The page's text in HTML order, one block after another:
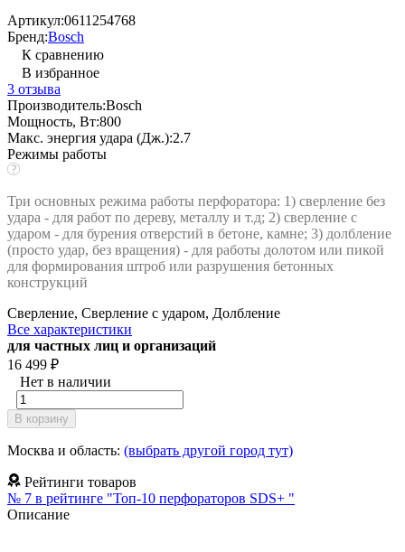
Артикул:0611254768
Бренд:Bosch
К сравнению
В избранное
3 отзыва
Производитель:Bosch
Мощность, Вт:800
Макс. энергия удара (Дж.):2.7
Режимы работы
Три основных режима работы перфоратора: 1) сверление без
удара - для работ по дереву, металлу и т.д; 2) сверление с
ударом - для бурения отверстий в бетоне, камне; 3) долбление
(просто удар, без вращения) - для работы долотом или пикой
для формирования штроб или разрушения бетонных
конструкций
Сверление, Сверление с ударом, Долбление
Все характеристики
для частных лиц и организаций
16 499 ₽
Нет в наличии
В корзину
Москва и область: (выбрать другой город тут)
Рейтинги товаров
№ 7 в рейтинге "Топ-10 перфораторов SDS+ "
Описание